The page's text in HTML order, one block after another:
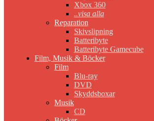
Xbox 360
..visa alla
Reparation
Skivslipning
Batteribyte
Batteribyte Gamecube
Film, Musik & Böcker
Film
Blu-ray
DVD
Skyddsboxar
Musik
CD